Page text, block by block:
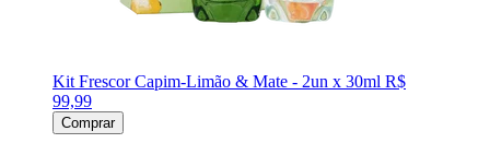
Kit Frescor Capim-Limão & Mate - 2un x 30ml R$
99,99
Comprar